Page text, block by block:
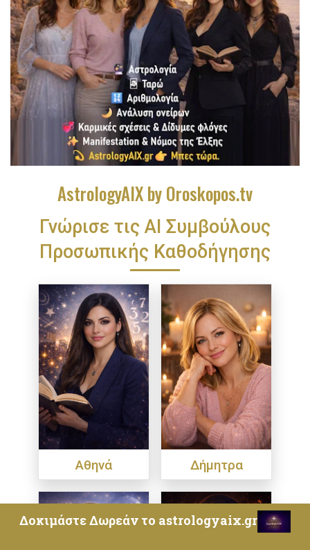
AstrologyAIX by Oroskopos.tv
Γνώρισε τις ΑΙ Συμβούλους
Προσωπικής Καθοδήγησης
Αθηνά Δήμητρα
Δοκιμάστε Δωρεάν το astrologyaix.gr